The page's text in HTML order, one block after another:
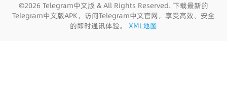
©2026 Telegram中文版 & All Rights Reserved. 下载最新的
Telegram中文版APK，访问Telegram中文官网，享受高效、安全
的即时通讯体验。 XML地图